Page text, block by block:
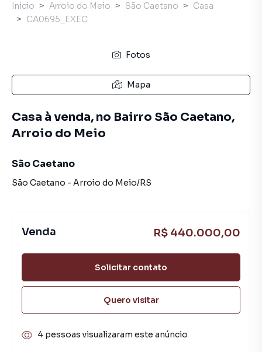
Início Arroio do Meio São Caetano
Casa
CA0695_EXEC
Fotos
Mapa
Casa à venda, no Bairro São Caetano,
Arroio do Meio
São Caetano
São Caetano - Arroio do Meio/RS
Venda R$ 440.000,00
Solicitar contato
Quero visitar
4 pessoas visualizaram este anúncio